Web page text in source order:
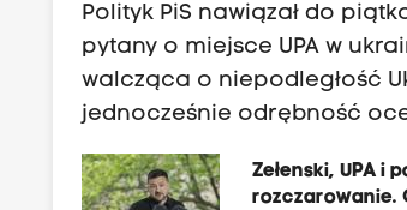
Polityk PiS nawiązał do
pytany o miejsce UPA w
walcząca o niepodległość
jednocześnie odrębność
Zełenski, UPA i
rozczarowanie.